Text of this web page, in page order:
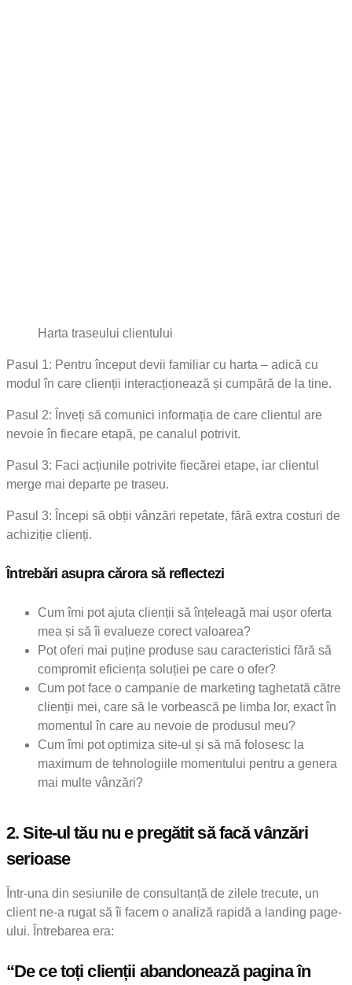
Harta traseului clientului
Pasul 1: Pentru început devii familiar cu harta – adică cu
modul în care clienții interacționează și cumpără de la tine.
Pasul 2: Înveți să comunici informația de care clientul are
nevoie în fiecare etapă, pe canalul potrivit.
Pasul 3: Faci acțiunile potrivite fiecărei etape, iar clientul
merge mai departe pe traseu.
Pasul 3: Începi să obții vânzări repetate, fără extra costuri de
achiziție clienți.
Întrebări asupra cărora să reflectezi
Cum îmi pot ajuta clienții să înțeleagă mai ușor oferta
mea și să îi evalueze corect valoarea?
Pot oferi mai puține produse sau caracteristici fără să
compromit eficiența soluției pe care o ofer?
Cum pot face o campanie de marketing taghetată către
clienții mei, care să le vorbească pe limba lor, exact în
momentul în care au nevoie de produsul meu?
Cum îmi pot optimiza site-ul și să mă folosesc la
maximum de tehnologiile momentului pentru a genera
mai multe vânzări?
2.Site-ul tău nu e pregătit să facă vânzări
serioase
Într-una din sesiunile de consultanță de zilele trecute, un
client ne-a rugat să îi facem o analiză rapidă a landing page-
ului. Întrebarea era:
“De ce toți clienții abandonează pagina în